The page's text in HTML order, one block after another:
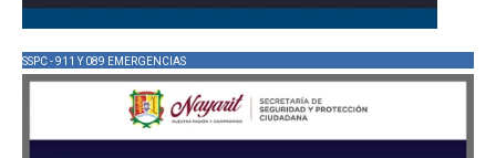
SSPC - 911 Y 089 EMERGENCIAS